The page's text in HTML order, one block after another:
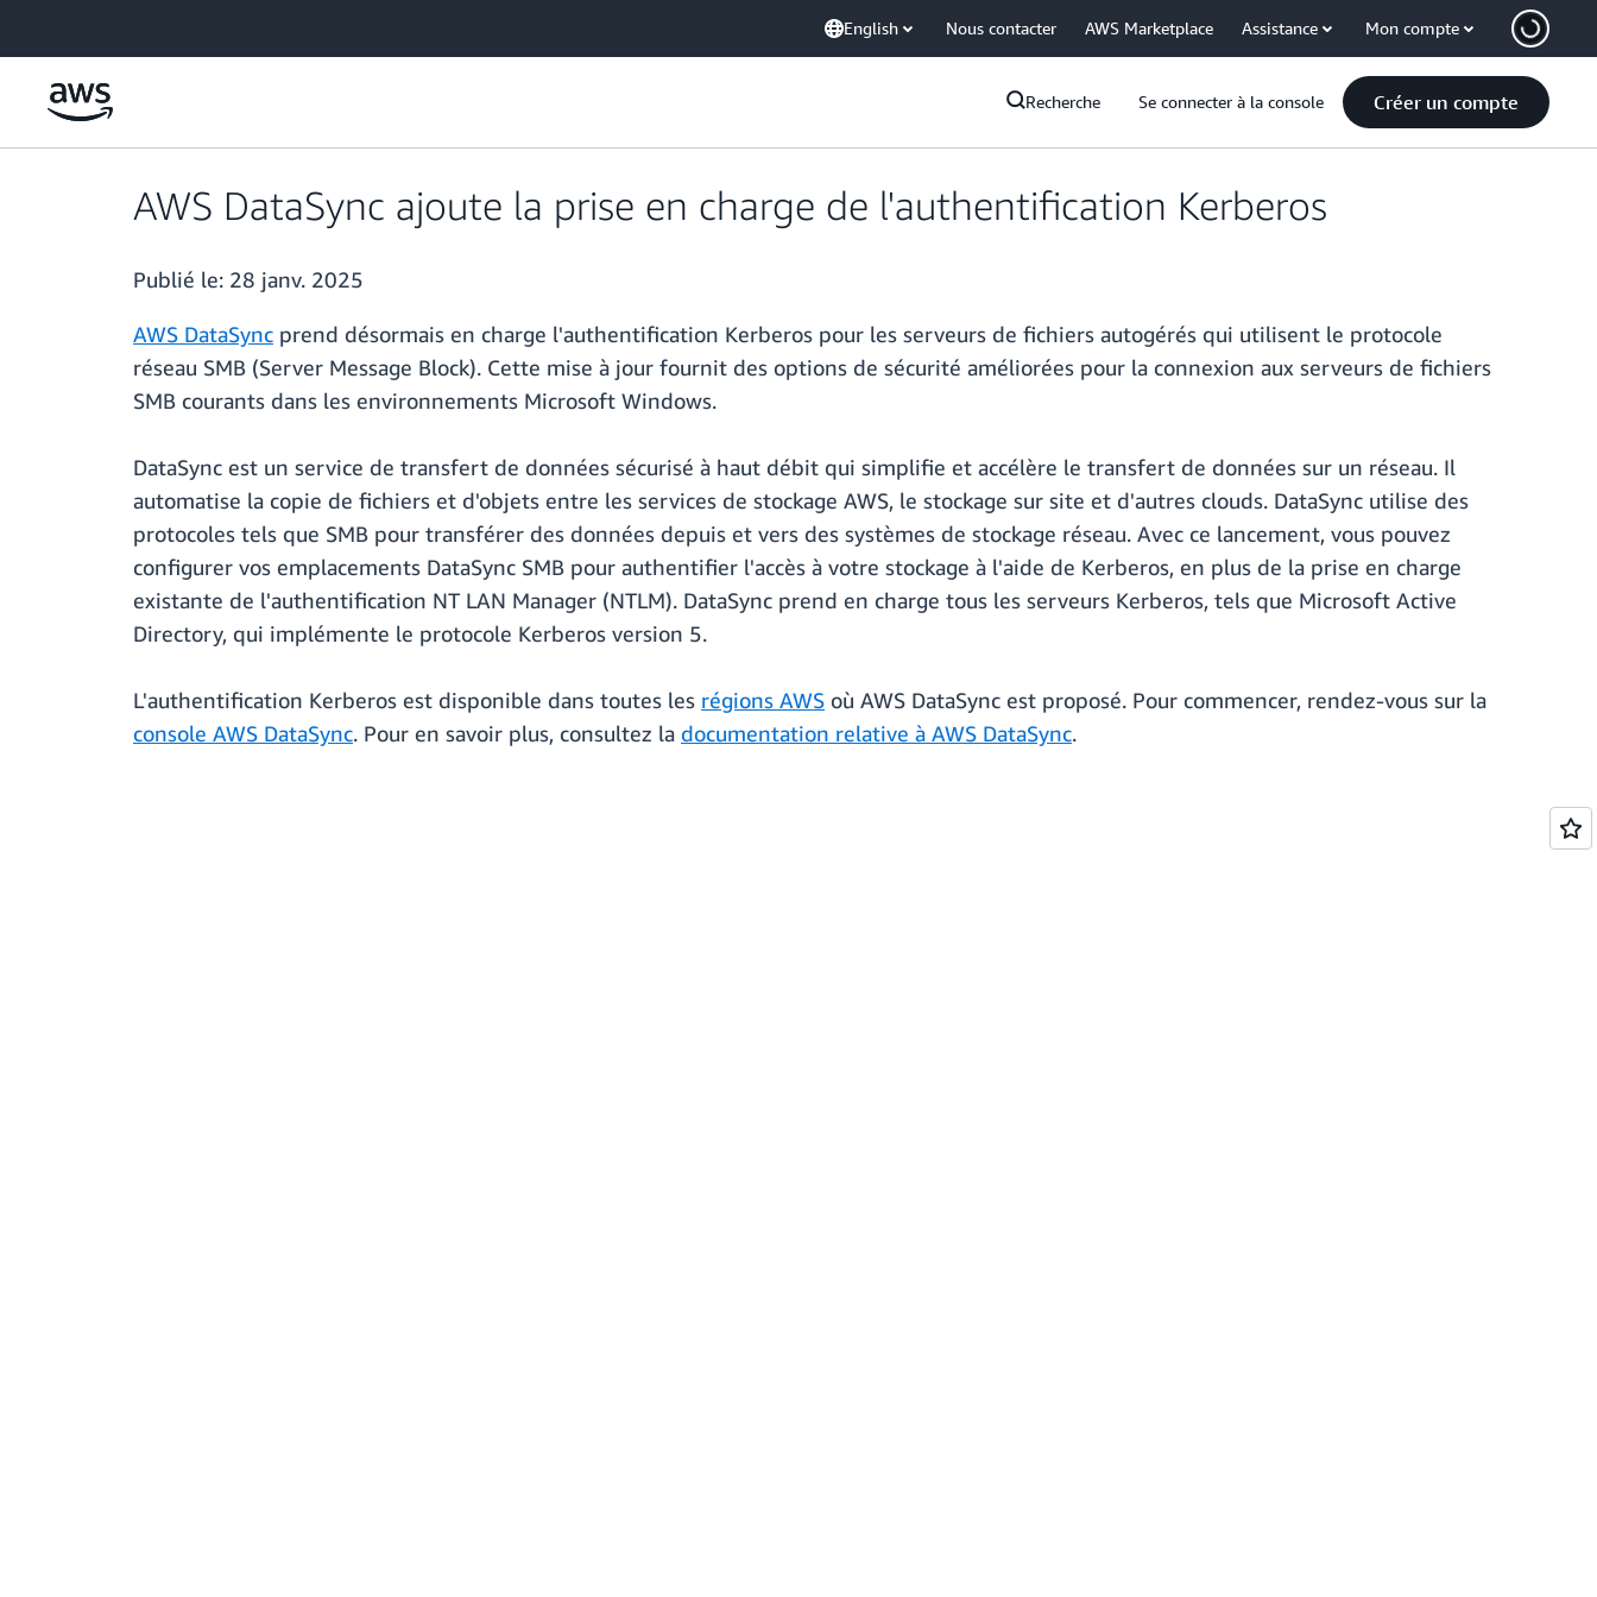
English Nous contacter AWS Marketplace Assistance Mon compte
Recherche Se connecter à la console Créer un compte
AWS DataSync ajoute la prise en charge de l'authentification Kerberos
Publié le: 28 janv. 2025
AWS DataSync prend désormais en charge l'authentification Kerberos pour les serveurs de fichiers autogérés qui utilisent le protocole
réseau SMB (Server Message Block). Cette mise à jour fournit des options de sécurité améliorées pour la connexion aux serveurs de fichiers
SMB courants dans les environnements Microsoft Windows.
DataSync est un service de transfert de données sécurisé à haut débit qui simplifie et accélère le transfert de données sur un réseau. Il
automatise la copie de fichiers et d'objets entre les services de stockage AWS, le stockage sur site et d'autres clouds. DataSync utilise des
protocoles tels que SMB pour transférer des données depuis et vers des systèmes de stockage réseau. Avec ce lancement, vous pouvez
configurer vos emplacements DataSync SMB pour authentifier l'accès à votre stockage à l'aide de Kerberos, en plus de la prise en charge
existante de l'authentification NT LAN Manager (NTLM). DataSync prend en charge tous les serveurs Kerberos, tels que Microsoft Active
Directory, qui implémente le protocole Kerberos version 5.
L'authentification Kerberos est disponible dans toutes les régions AWS où AWS DataSync est proposé. Pour commencer, rendez-vous sur la
console AWS DataSync. Pour en savoir plus, consultez la documentation relative à AWS DataSync.